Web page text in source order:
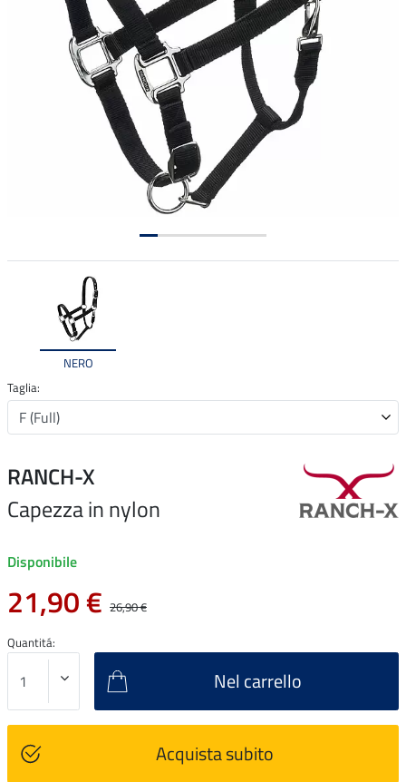
NERO
Taglia:
RANCH-X
Capezza in nylon
Disponibile
21,90 € 26,90 €
Quantitá:
Nel carrello
Acquista subito